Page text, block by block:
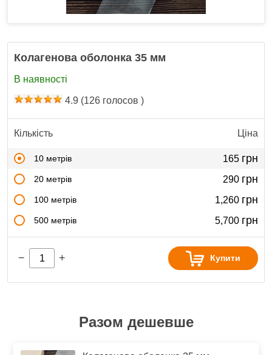
Колагенова оболонка 35 мм
В наявності
4.9 (126 голосов )
Кількість Ціна
10 метрів 165 грн
20 метрів 290 грн
100 метрів 1,260 грн
500 метрів 5,700 грн
− + Купити
Разом дешевше